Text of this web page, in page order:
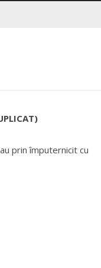
prin împuternicit cu